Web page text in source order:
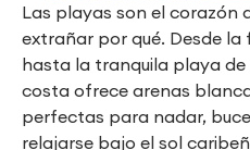
Las playas son el corazón
extrañar por qué. Desde
hasta la tranquila playa
costa ofrece arenas
perfectas para nadar,
relajarse bajo el sol